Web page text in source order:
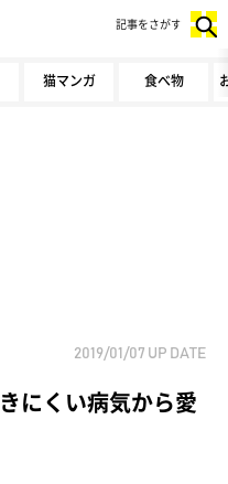
猫マンガ 食べ物
記事をさがす
2019/01/07 UP DATE
にくい病気から愛